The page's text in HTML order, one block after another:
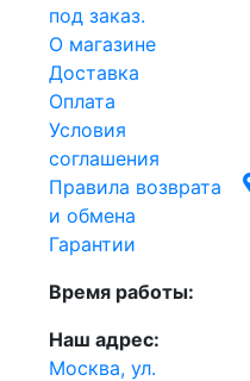
под заказ.
О магазине
Доставка
Оплата
Условия
соглашения
Правила возврата
и обмена
Гарантии
Время работы:
Наш адрес:
Москва, ул.